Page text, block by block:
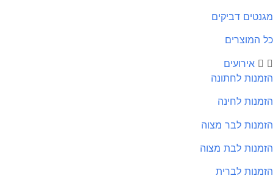
דביקים
המוצרים
אירועים
לחתונה
לחינה
לבר מצוה
לבת מצוה
לברית